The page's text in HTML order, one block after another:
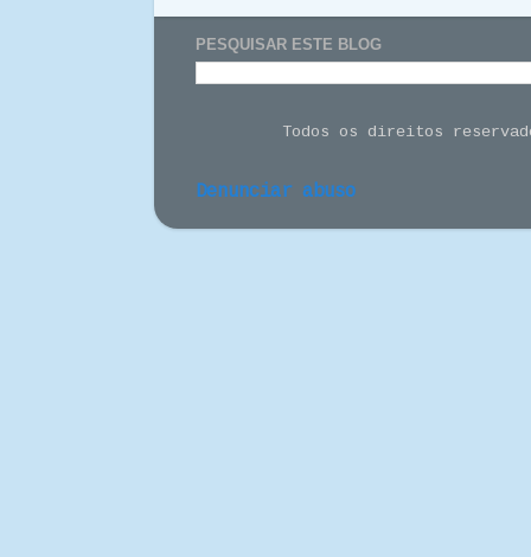
PESQUISAR ESTE BLOG
Todos os direitos
Denunciar abuso